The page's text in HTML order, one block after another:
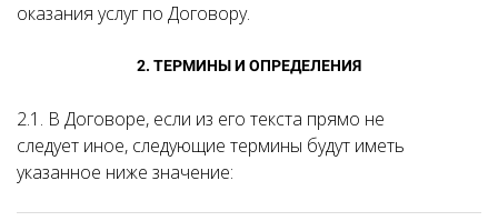
оказания услуг по Договору.
2. ТЕРМИНЫ И ОПРЕДЕЛЕНИЯ
2.1. В Договоре, если из его текста прямо не
следует иное, следующие термины будут иметь
указанное ниже значение: